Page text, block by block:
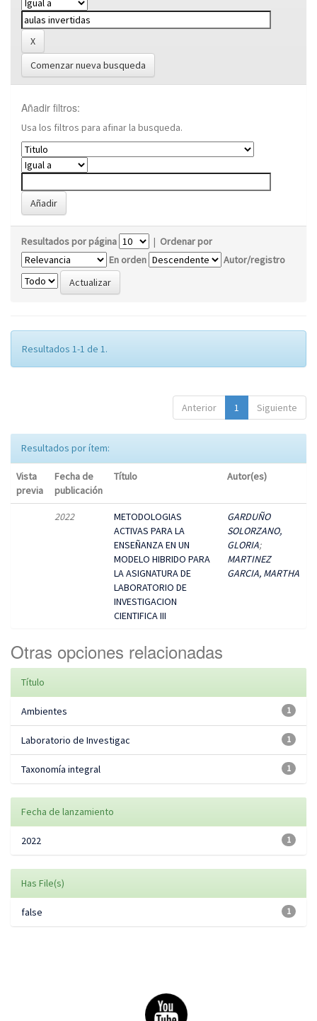
Comenzar nueva busqueda
Añadir filtros:
Usa los filtros para afinar la busqueda.
Resultados por página | Ordenar por
En orden
Autor/registro
Resultados 1-1 de 1.
Anterior 1 Siguiente
Resultados por ítem:
Vista
previa
Fecha de
publicación
Título Autor(es)
2022
METODOLOGIAS
ACTIVAS PARA LA
ENSEÑANZA EN UN
MODELO HIBRIDO PARA
LA ASIGNATURA DE
LABORATORIO DE
INVESTIGACION
CIENTIFICA III
GARDUÑO
SOLORZANO,
GLORIA;
MARTINEZ
GARCIA, MARTHA
Otras opciones relacionadas
Título
1
Ambientes
1
Laboratorio de Investigac
1
Taxonomía integral
Fecha de lanzamiento
1
2022
Has File(s)
1
false